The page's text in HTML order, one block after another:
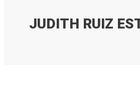
JUDITH RUIZ